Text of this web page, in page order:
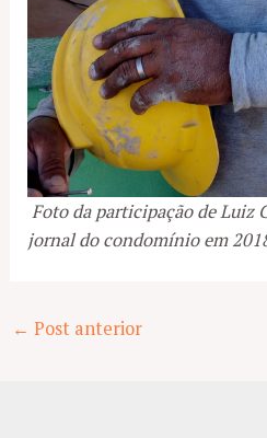
Foto da participação de Luiz
jornal do condomínio em
Post
← Post anterior